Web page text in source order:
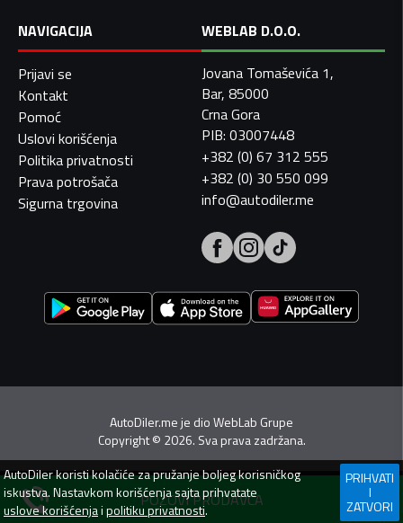
POZOVI PRODAVCA
NAVIGACIJA
Prijavi se
Kontakt
Pomoć
Uslovi korišćenja
Politika privatnosti
Prava potrošača
Sigurna trgovina
WEBLAB D.O.O.
Jovana Tomaševića 1,
Bar, 85000
Crna Gora
PIB: 03007448
+382 (0) 67 312 555
+382 (0) 30 550 099
info@autodiler.me
AutoDiler.me je dioWebLab Grupe
Copyright© 2026. Sva prava zadržana.
AutoDilerkoristi kolačiće za pružanje boljeg korisničkog
iskustva. Nastavkom korišćenja sajta prihvatate
uslove korišćenjaipolitiku privatnosti.
PRIHVATI
I
ZATVORI